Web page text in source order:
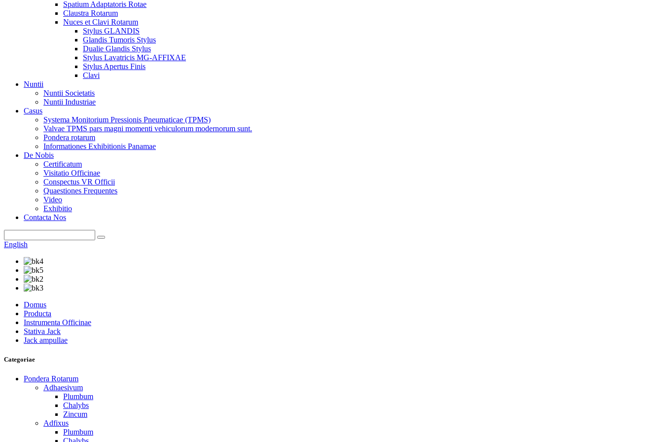
Spatium Adaptatoris Rotae
Claustra Rotarum
Nuces et Clavi Rotarum
Stylus GLANDIS
Glandis Tumoris Stylus
Dualie Glandis Stylus
Stylus Lavatricis MG-AFFIXAE
Stylus Apertus Finis
Clavi
Nuntii
Nuntii Societatis
Nuntii Industriae
Casus
Systema Monitorium Pressionis Pneumaticae (TPMS)
Valvae TPMS pars magni momenti vehiculorum modernorum sunt.
Pondera rotarum
Informationes Exhibitionis Panamae
De Nobis
Certificatum
Visitatio Officinae
Conspectus VR Officii
Quaestiones Frequentes
Video
Exhibitio
Contacta Nos
English
Domus
Producta
Instrumenta Officinae
Stativa Jack
Jack ampullae
Categoriae
Pondera Rotarum
Adhaesivum
Plumbum
Chalybs
Zincum
Adfixus
Plumbum